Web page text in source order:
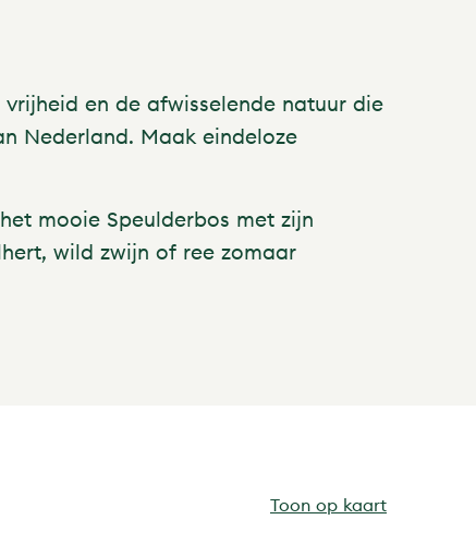
en de afwisselende natuur die
Nederland. Maak eindeloze
mooie Speulderbos met zijn
wild zwijn of ree zomaar
Toon op kaart